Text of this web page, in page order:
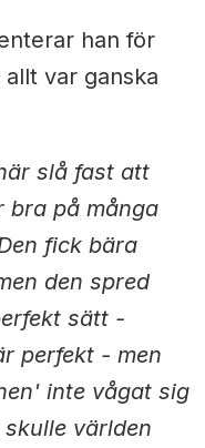
han för
var ganska
slå fast att
bra på många
fick bära
den spred
sätt -
perfekt - men
inte vågat sig
världen